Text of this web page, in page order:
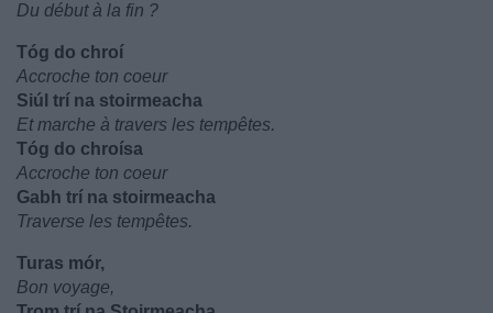
Du début à la fin ?
Tóg do chroí
Accroche ton coeur
Siúl trí na stoirmeacha
Et marche à travers les tempêtes.
Tóg do chroísa
Accroche ton coeur
Gabh trí na stoirmeacha
Traverse les tempêtes.
Turas mór,
Bon voyage,